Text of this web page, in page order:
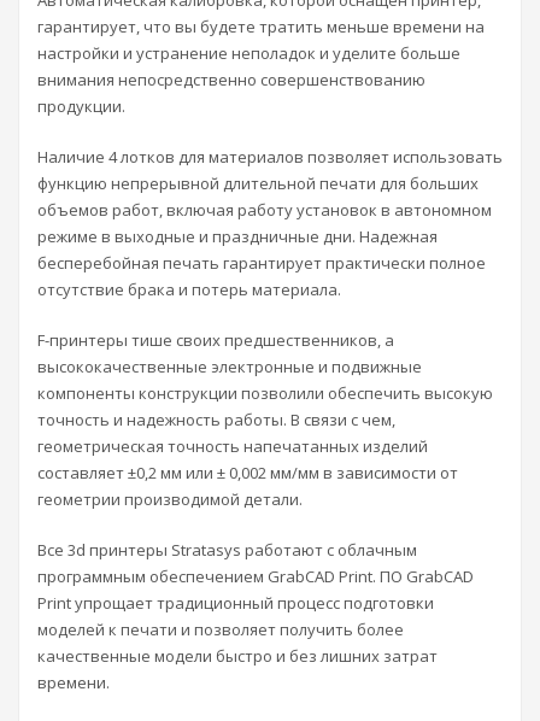
гарантирует, что вы будете тратить меньше времени на
настройки и устранение неполадок и уделите больше
внимания непосредственно совершенствованию
продукции.
Наличие 4 лотков для материалов позволяет использовать
функцию непрерывной длительной печати для больших
объемов работ, включая работу установок в автономном
режиме в выходные и праздничные дни. Надежная
бесперебойная печать гарантирует практически полное
отсутствие брака и потерь материала.
F-принтеры тише своих предшественников, а
высококачественные электронные и подвижные
компоненты конструкции позволили обеспечить высокую
точность и надежность работы. В связи с чем,
геометрическая точность напечатанных изделий
составляет ±0,2 мм или ± 0,002 мм/мм в зависимости от
геометрии производимой детали.
Все 3d принтеры Stratasys работают с облачным
программным обеспечением GrabCAD Print. ПО GrabCAD
Print упрощает традиционный процесс подготовки
моделей к печати и позволяет получить более
качественные модели быстро и без лишних затрат
времени.